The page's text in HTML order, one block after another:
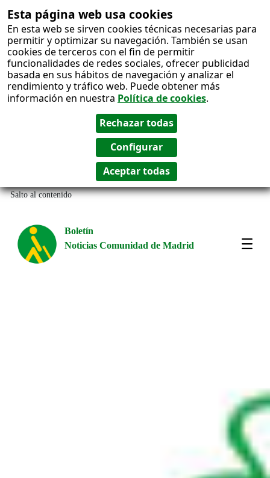
Esta página web usa cookies
En esta web se sirven cookies técnicas necesarias para
permitir y optimizar su navegación. También se usan
cookies de terceros con el fin de permitir
funcionalidades de redes sociales, ofrecer publicidad
basada en sus hábitos de navegación y analizar el
rendimiento y tráfico web. Puede obtener más
información en nuestra Política de cookies.
Salto al contenido
Boletín
Noticias Comunidad de Madrid